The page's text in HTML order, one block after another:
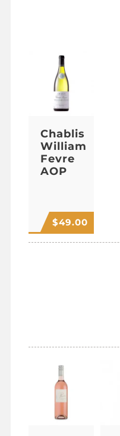
Chablis
William
Fevre
AOP
$49.00